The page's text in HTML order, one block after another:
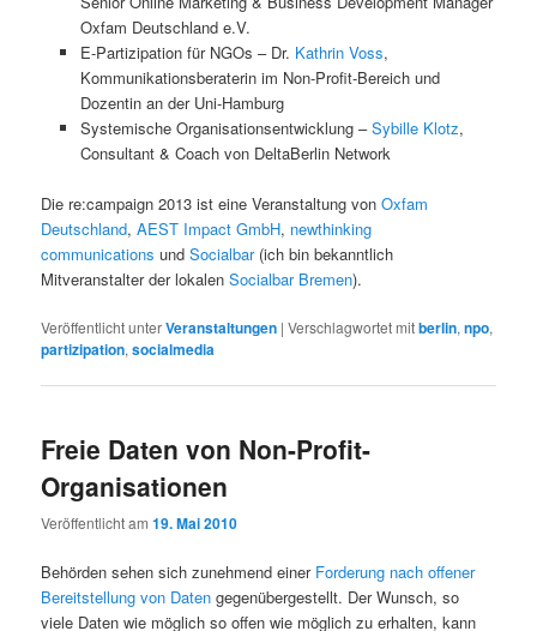
Oxfam Deutschland e.V.
E-Partizipation für NGOs – Dr. Kathrin Voss,
Kommunikationsberaterin im Non-Profit-Bereich und
Dozentin an der Uni-Hamburg
Systemische Organisationsentwicklung –Sybille Klotz,
Consultant & Coach von DeltaBerlin Network
Die re:campaign 2013 ist eine Veranstaltung vonOxfam
Deutschland,AEST Impact GmbH, newthinking
communications undSocialbar(ich bin bekanntlich
Mitveranstalter der lokalenSocialbar Bremen).
Veröffentlicht unterVeranstaltungen |Verschlagwortet mitberlin,npo,
partizipation,socialmedia
Freie Daten von Non-Profit-
Organisationen
Veröffentlicht am19. Mai 2010
Behörden sehen sich zunehmend einer Forderung nach offener
Bereitstellung von Daten gegenübergestellt. Der Wunsch, so
viele Daten wie möglich so offen wie möglich zu erhalten, kann